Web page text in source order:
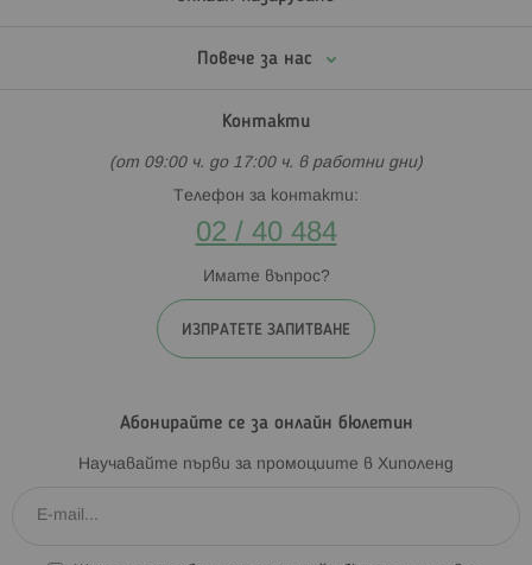
Повече за нас
Контакти
(от 09:00 ч. до 17:00 ч. в работни дни)
Телефон за контакти:
02 / 40 484
Имате въпрос?
ИЗПРАТЕТЕ ЗАПИТВАНЕ
Абонирайте се за онлайн бюлетин
Научавайте първи за промоциите в Хиполенд